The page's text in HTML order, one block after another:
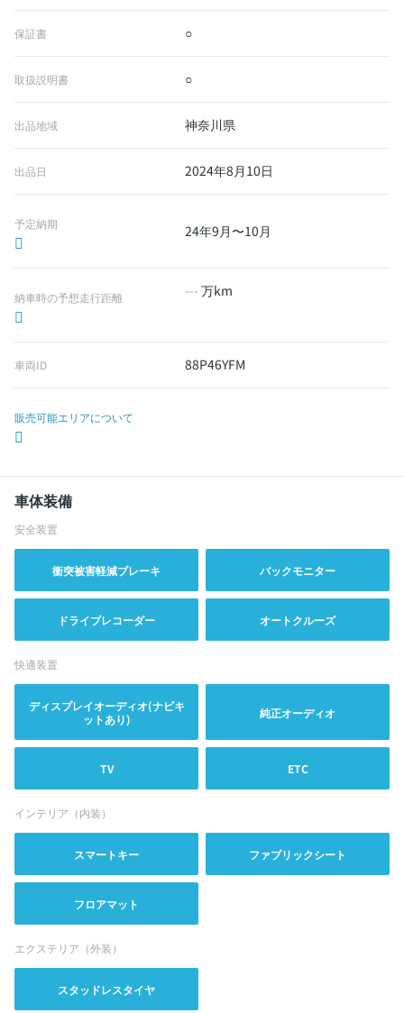
保証書 ○
取扱説明書 ○
出品地域 神奈川県
出品日 2024年8月10日
予定納期 24年9月〜10月
納車時の予想走行距離 --- 万km
車両ID 88P46YFM
販売可能エリアについて
車体装備
安全装置
衝突被害軽減ブレーキ バックモニター
ドライブレコーダー オートクルーズ
快適装置
ディスプレイオーディオ(ナビキ
ットあり)
純正オーディオ
TV ETC
インテリア（内装）
スマートキー ファブリックシート
フロアマット
エクステリア（外装）
スタッドレスタイヤ